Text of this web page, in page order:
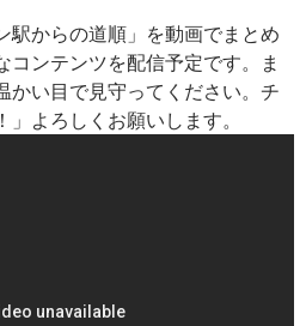
駅からの道順」を動画でまとめ
コンテンツを配信予定です。ま
かい目で見守ってください。チ
よろしくお願いします。